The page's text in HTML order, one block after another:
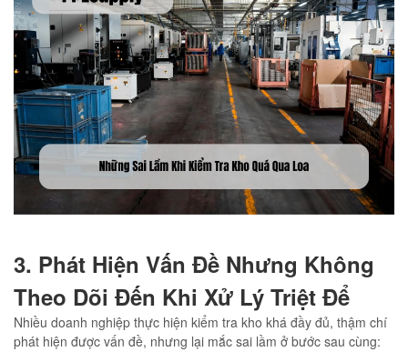
3. Phát Hiện Vấn Đề Nhưng Không
Theo Dõi Đến Khi Xử Lý Triệt Để
Nhiều doanh nghiệp thực hiện kiểm tra kho khá đầy đủ, thậm chí
phát hiện được vấn đề, nhưng lại mắc sai lầm ở bước sau cùng: